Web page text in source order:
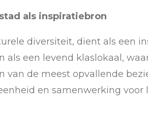
als inspiratiebron
diversiteit, dient als een
een levend klaslokaal,
van de meest opvallende
en samenwerking voor